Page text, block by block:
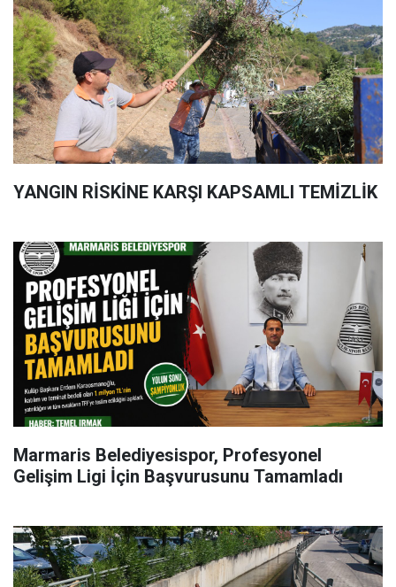
YANGIN RİSKİNE KARŞI KAPSAMLI TEMİZLİK
Marmaris Belediyesispor, Profesyonel
Gelişim Ligi İçin Başvurusunu Tamamladı